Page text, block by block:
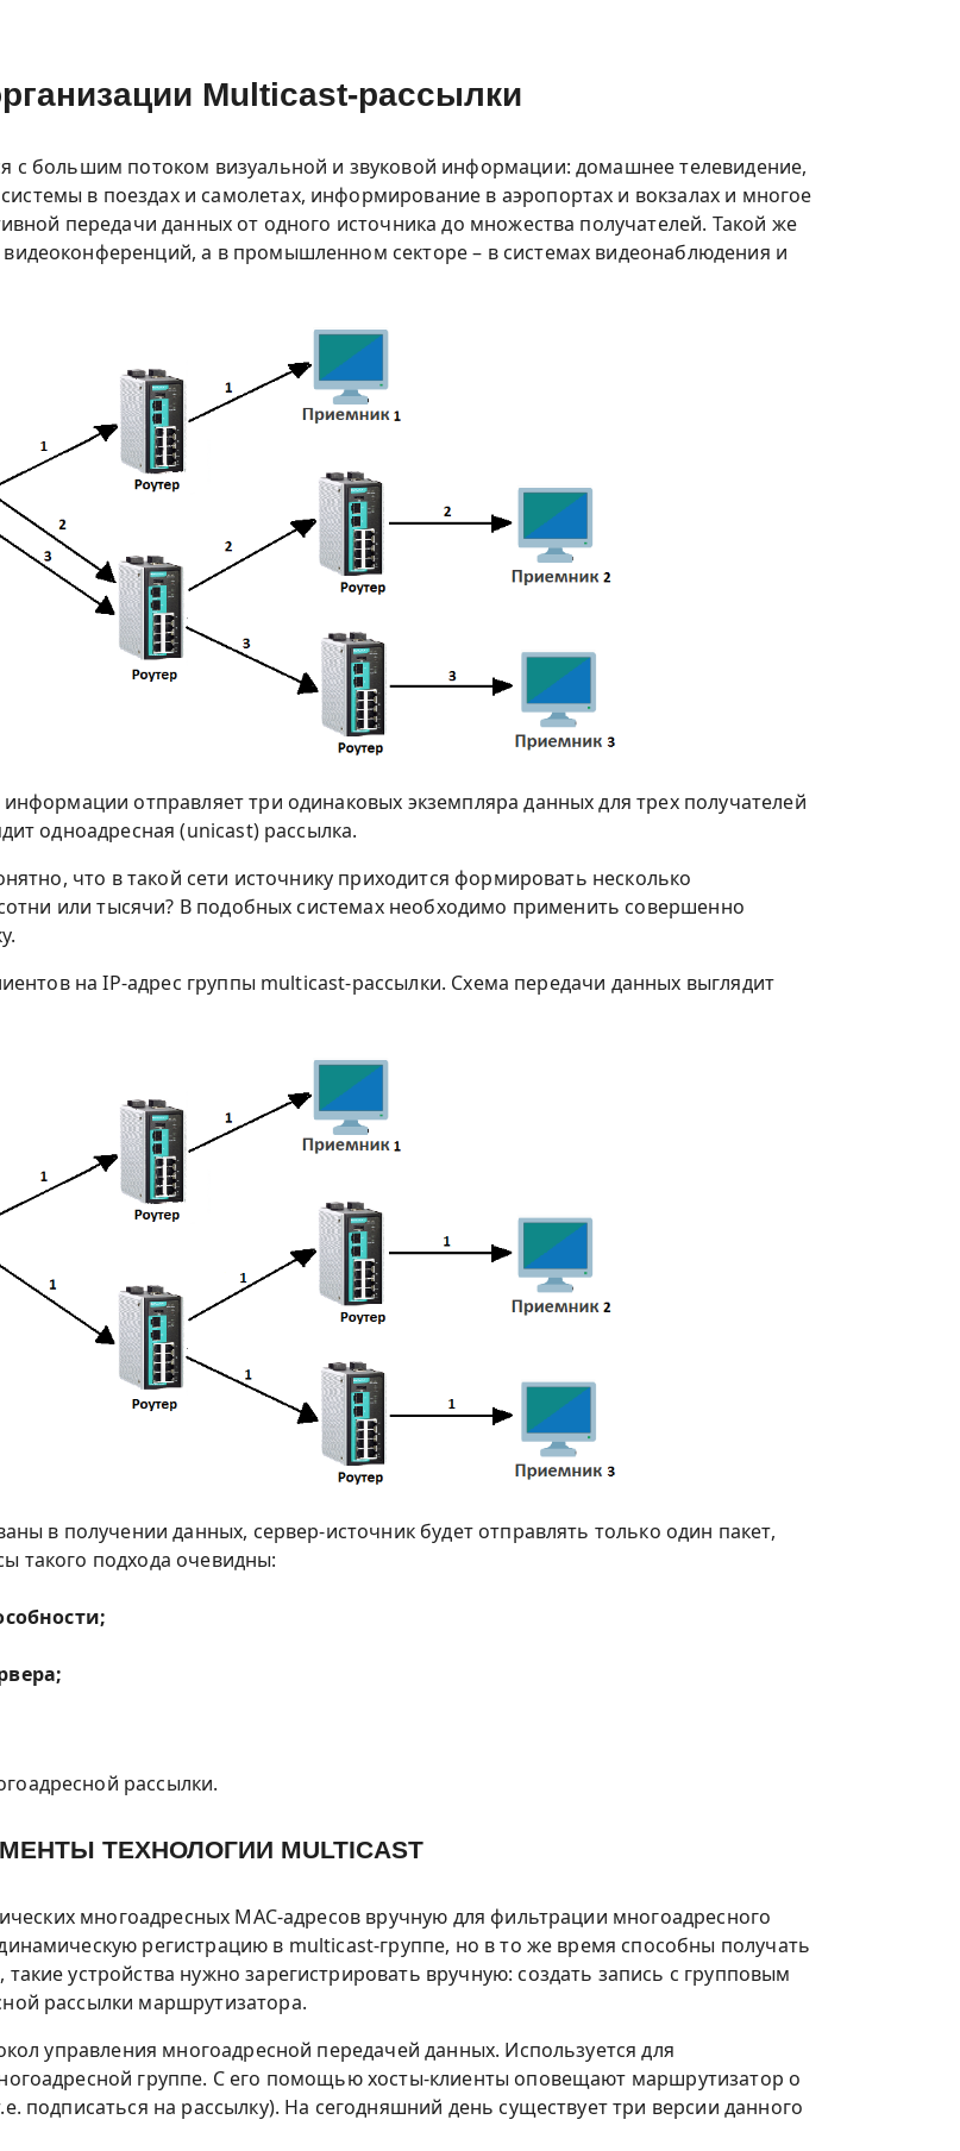
Multicast-рассылки
с большим потоком визуальной и звуковой информации: домашнее телевидение,
в поездах и самолетах, информирование в аэропортах и вокзалах и многое
передачи данных от одного источника до множества получателей. Такой же
а в промышленном секторе – в системах видеонаблюдения и
отправляет три одинаковых экземпляра данных для трех получателей
одноадресная (unicast) рассылка.
что в такой сети источнику приходится формировать несколько
или тысячи? В подобных системах необходимо применить совершенно
на IP-адрес группы multicast-рассылки. Схема передачи данных выглядит
в получении данных, сервер-источник будет отправлять только один пакет,
такого подхода очевидны:
рассылки.
ТЕХНОЛОГИИ MULTICAST
многоадресных MAC-адресов вручную для фильтрации многоадресного
регистрацию в multicast-группе, но в то же время способны получать
устройства нужно зарегистрировать вручную: создать запись с групповым
рассылки маршрутизатора.
управления многоадресной передачей данных. Используется для
группе. С его помощью хосты-клиенты оповещают маршрутизатор о
подписаться на рассылку). На сегодняшний день существует три версии данного